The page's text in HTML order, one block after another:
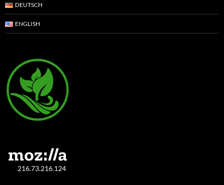
DEUTSCH
ENGLISH
216.73.216.124